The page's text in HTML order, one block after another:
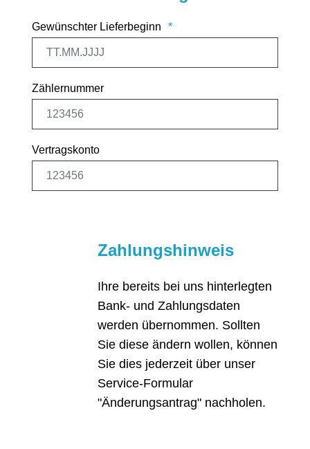
Gewünschter Lieferbeginn
Zählernummer
Vertragskonto
Zahlungshinweis
Ihre bereits bei uns hinterlegten
Bank- und Zahlungsdaten
werden übernommen. Sollten
Sie diese ändern wollen, können
Sie dies jederzeit über unser
Service-Formular
"Änderungsantrag" nachholen.